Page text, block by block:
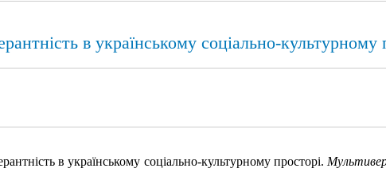
в українському соціально-культурному
в українському соціально-культурному просторі.